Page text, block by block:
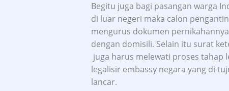
Begitu juga bagi pasangan warga
di luar negeri maka calon
mengurus dokumen
dengan domisili. Selain itu surat
juga harus melewati proses tahap
legalisir embassy negara yang di
lancar.